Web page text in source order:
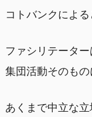
コトバンクによる
ファシリテーター
集団活動そのもの
あくまで中立な